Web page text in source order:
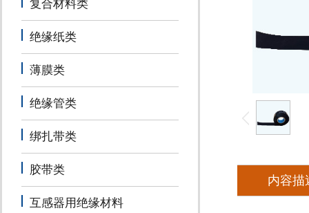
复合材料类
绝缘纸类
薄膜类
绝缘管类
绑扎带类
胶带类
互感器用绝缘材料
内容描